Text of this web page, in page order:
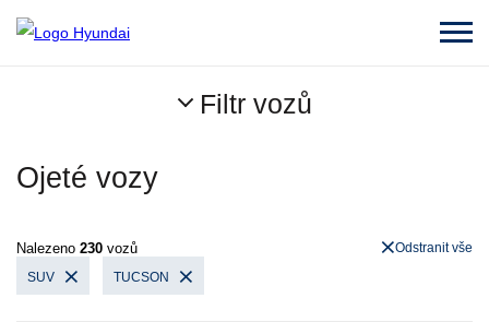
Filtr vozů
Ojeté vozy
Nalezeno 230 vozů
SUV TUCSON
Odstranit vše